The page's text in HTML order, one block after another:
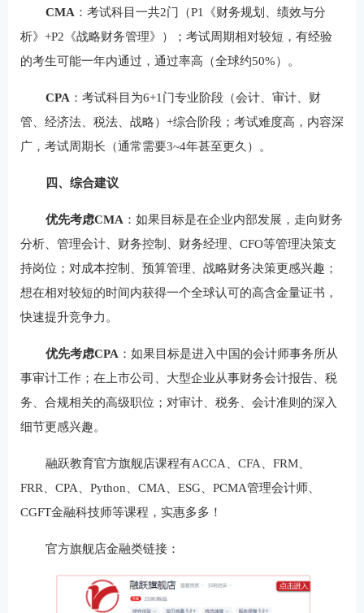
CMA ：考试科目一共2门（P1《财务规划、绩效与分
析》+P2《战略财务管理》）；考试周期相对较短，有经验
的考生可能一年内通过，通过率高（全球约50%）。
CPA ：考试科目为6+1门专业阶段（会计、审计、财
管、经济法、税法、战略）+综合阶段；考试难度高，内容深
广，考试周期长（通常需要3~4年甚至更久）。
四、综合建议
优先考虑CMA ：如果目标是在企业内部发展，走向财务
分析、管理会计、财务控制、财务经理、CFO等管理决策支
持岗位；对成本控制、预算管理、战略财务决策更感兴趣；
想在相对较短的时间内获得一个全球认可的高含金量证书，
快速提升竞争力。
优先考虑CPA ：如果目标是进入中国的会计师事务所从
事审计工作；在上市公司、大型企业从事财务会计报告、税
务、合规相关的高级职位；对审计、税务、会计准则的深入
细节更感兴趣。
融跃教育官方旗舰店课程有ACCA、CFA、FRM、
FRR、CPA、Python、CMA、ESG、PCMA管理会计师、
CGFT金融科技师等课程，实惠多多！
官方旗舰店金融类链接：